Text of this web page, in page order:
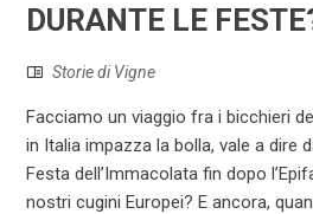
DURANTE LE
Storie di Vigne
Facciamo un viaggio fra i bicchieri
in Italia impazza la bolla, vale a dire
Festa dell’Immacolata fin dopo
nostri cugini Europei? E ancora,